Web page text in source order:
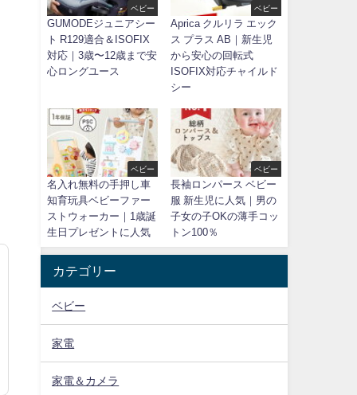
ベビー
GUMODEジュニアシー
ト R129適合＆ISOFIX
対応｜3歳〜12歳まで安
心ロングユース
ベビー
Aprica クルリラ エック
ス プラス AB｜新生児
から安心の回転式
ISOFIX対応チャイルド
シー
ベビー
名入れ無料の手押し車
知育玩具ベビーファー
ストウォーカー｜1歳誕
生日プレゼントに人気
ベビー
長袖ロンパース ベビー
服 新生児に人気｜男の
子女の子OKの薄手コッ
トン100％
カテゴリー
ベビー
家電
家電＆カメラ